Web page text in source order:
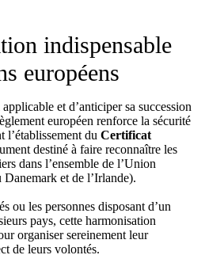
indispensable
européens
et d’anticiper sa succession
européen renforce la sécurité
du Certificat
destiné à faire reconnaître les
dans l’ensemble de l’Union
Danemark et de l’Irlande).
ou les personnes disposant d’un
pays, cette harmonisation
organiser sereinement leur
de leurs volontés.